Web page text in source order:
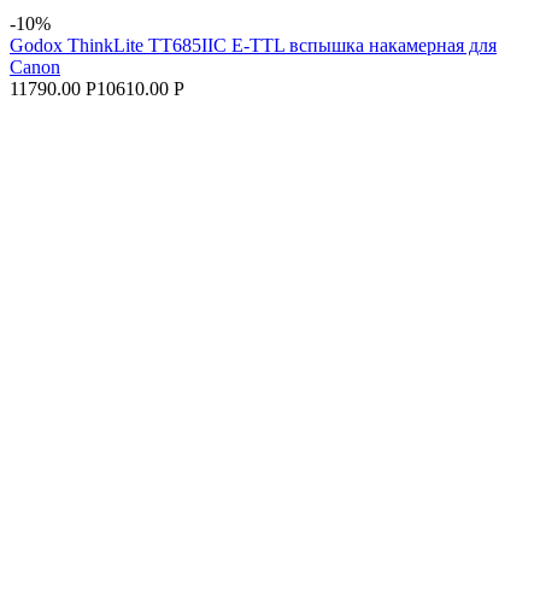
-10%
Godox ThinkLite TT685IIC E-TTL вспышка накамерная для
Canon
11790.00 Р10610.00 Р